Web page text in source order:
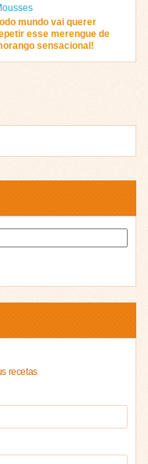
mundo vai querer
esse merengue de
sensacional!
recetas